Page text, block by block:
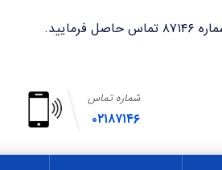
شماره تماس
۰۲۱۸۷۱۴۶